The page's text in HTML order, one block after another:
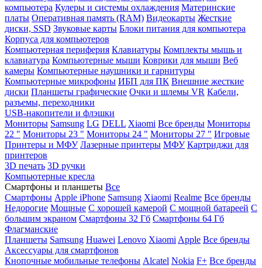
компьютера Кулеры и системы охлаждения Материнские
платы Оперативная память (RAM) Видеокарты Жесткие
диски, SSD Звуковые карты Блоки питания для компьютера
Корпуса для компьютеров
Компьютерная периферия Клавиатуры Комплекты мышь и
клавиатура Компьютерные мыши Коврики для мыши Веб
камеры Компьютерные наушники и гарнитуры
Компьютерные микрофоны ИБП для ПК Внешние жесткие
диски Планшеты графические Очки и шлемы VR Кабели,
разъемы, переходники
USB-накопители и флэшки
Мониторы Samsung LG DELL Xiaomi Все бренды Мониторы
22 " Мониторы 23 " Мониторы 24 " Мониторы 27 " Игровые
Принтеры и МФУ Лазерные принтеры МФУ Картриджи для
принтеров
3D печать 3D ручки
Компьютерные кресла
Смартфоны и планшеты Все
Смартфоны Apple iPhone Samsung Xiaomi Realme Все бренды
Недорогие Мощные С хорошей камерой С мощной батареей С
большим экраном Смартфоны 32 Гб Смартфоны 64 Гб
Флагманские
Планшеты Samsung Huawei Lenovo Xiaomi Apple Все бренды
Аксессуары для смартфонов
Кнопочные мобильные телефоны Alcatel Nokia F+ Все бренды